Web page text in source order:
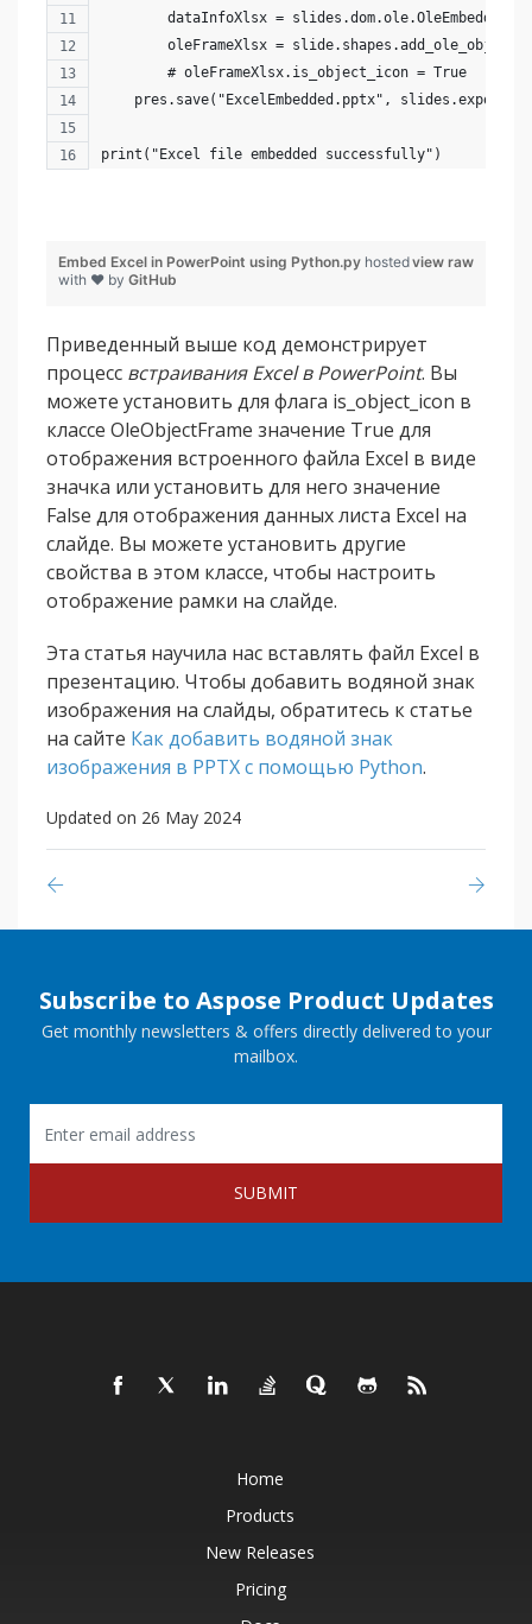
dataInfoXlsx =
oleFrameXlsx =
        # oleFrameXlsx.is_object_icon = True
pres.save("ExcelEmbedded.pptx",
print("Excel file embedded successfully")
view raw
Embed Excel in PowerPoint using Python.py hosted
with ❤ by GitHub
Приведенный выше код демонстрирует
процесс встраивания Excel в PowerPoint. Вы
можете установить для флага is_object_icon в
классе OleObjectFrame значение True для
отображения встроенного файла Excel в виде
значка или установить для него значение
False для отображения данных листа Excel на
слайде. Вы можете установить другие
свойства в этом классе, чтобы настроить
отображение рамки на слайде.
Эта статья научила нас вставлять файл Excel в
презентацию. Чтобы добавить водяной знак
изображения на слайды, обратитесь к статье
на сайте Как добавить водяной знак
изображения в PPTX с помощью Python.
Updated on 26 May 2024
Subscribe to Aspose Product Updates
Get monthly newsletters & offers directly delivered to your
mailbox.
SUBMIT
Home
Products
New Releases
Pricing